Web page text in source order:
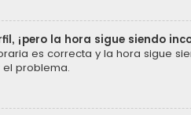
¡pero la hora sigue siendo
es correcta y la hora sigue
problema.